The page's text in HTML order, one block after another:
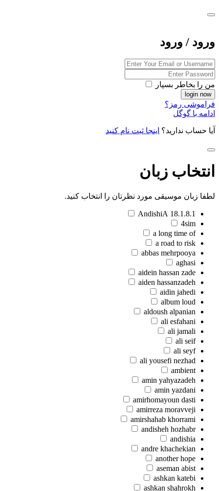
ورود / ورود
من را بخاطر بسپار
فراموشی رمز؟
ادامه با گوگل
آیا حساب ندارید؟ اینجا ثبت نام کنید
انتخاب زبان
لطفا زبان موسیقی مورد نظرتان را انتخاب کنید.
18.1.8.1 AndishiA
4sim
a long time of
a road to risk
abbas mehrpooya
aghasi
aidein hassan zade
aiden hassanzadeh
aidin jahedi
album loud
aldoush alpanian
ali esfahani
ali jamali
ali seif
ali seyf
ali yousefi nezhad
ambient
amin yahyazadeh
amin yazdani
amirhomayoun dasti
amirreza moravveji
amirshahab khorrami
andisheh hozhabr
andishia
andre khachekian
another hope
aseman abist
ashkan katebi
ashkan shahrokh